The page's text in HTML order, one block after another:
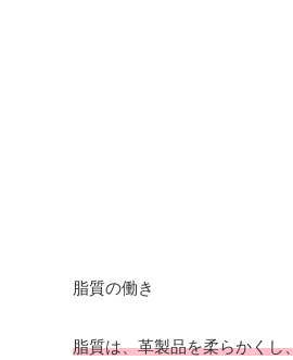
脂質の働き
脂質は、革製品を柔らかくし